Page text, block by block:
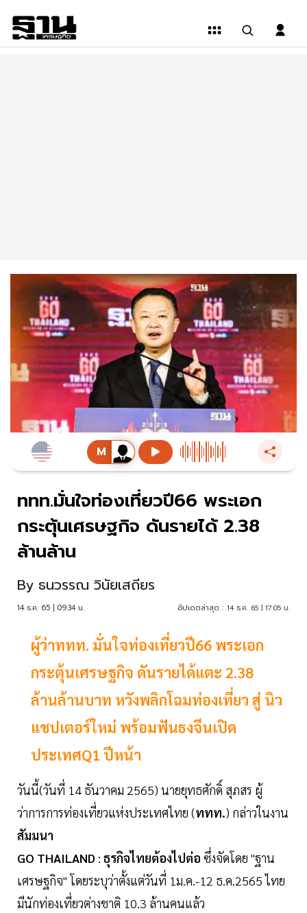
ททท.มั่นใจท่องเที่ยวปี66 พระเอก
กระตุ้นเศรษฐกิจ ดันรายได้ 2.38
ล้านล้าน
By ธนวรรณ วินัยเสถียร
14 ธ.ค. 65 | 09:34 น. อัปเดตล่าสุด : 14 ธ.ค. 65 | 17:05 น.
ผู้ว่าททท. มั่นใจท่องเที่ยวปี66 พระเอก
กระตุ้นเศรษฐกิจ ดันรายได้แตะ 2.38
ล้านล้านบาท หวังพลิกโฉมท่องเที่ยว สู่ นิว
แชปเตอร์ใหม่ พร้อมฟันธงจีนเปิด
ประเทศQ1 ปีหน้า
วันนี้(วันที่ 14 ธันวาคม 2565) นายยุทธศักดิ์ สุภสร ผู้
ว่าการการท่องเที่ยวแห่งประเทศไทย (ททท.) กล่าวในงาน
สัมมนา
GO THAILAND : ธุรกิจไทยต้องไปต่อ ซึ่งจัดโดย "ฐาน
เศรษฐกิจ" โดยระบุว่าตั้งแต่วันที่ 1ม.ค.-12 ธ.ค.2565 ไทย
มีนักท่องเที่ยวต่างชาติ 10.3 ล้านคนแล้ว